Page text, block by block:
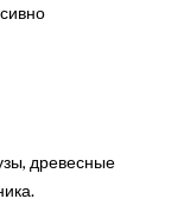
древесные